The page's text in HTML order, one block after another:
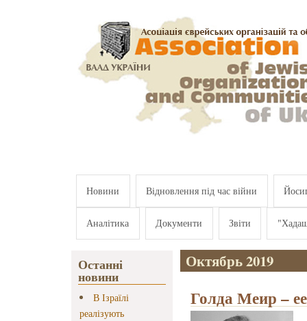
Новини Відновлення під час війни
Аналітика Документи Звіти
Останні
новини
В Ізраїлі
реалізують
Октябрь 2019
Голда Меир –